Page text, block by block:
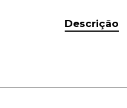
Descrição